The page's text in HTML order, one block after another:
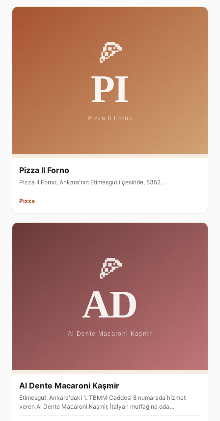
Pizza Il Forno
Pizza Il Forno, Ankara'nın Etimesgut ilçesinde, 5352…
Pizza
Al Dente Macaroni Kaşmir
Etimesgut, Ankara'daki 1. TBMM Caddesi 8 numarada hizmet
veren Al Dente Macaroni Kaşmir, İtalyan mutfağına oda…